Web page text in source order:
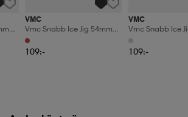
VMC
Vmc Snabb Ice Jig 54mm
13g Silver/copper
109:-
VMC
Vmc Snabb Ice
9g Silver/gold
109:-